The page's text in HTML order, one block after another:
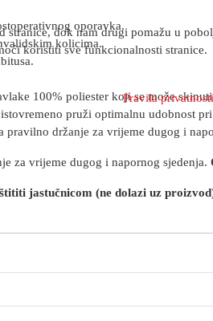
oporavka.
kolicima.
100% poliester koji se može
pruži optimalnu udobnost
držanje za vrijeme dugog i
za vrijeme dugog i napornog sjedenja.
jastučnicom (ne dolazi uz
dok nam drugi pomažu u
koristiti sve funkcionalnosti stranice.
Pravila privatnosti